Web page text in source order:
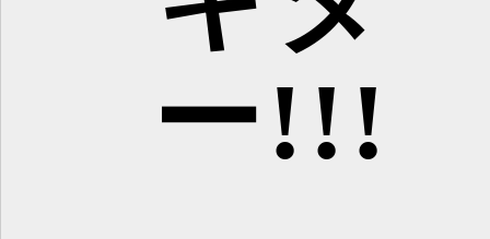
ー!!!